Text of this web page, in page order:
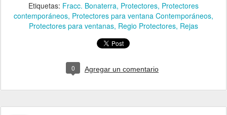
Etiquetas: Fracc. Bonaterra Protectores Protectores
contemporáneos Protectores para ventana Contemporáneos
Protectores para ventanas Regio Protectores Rejas
0 Agregar un comentario